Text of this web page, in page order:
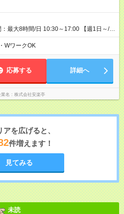
最大8時間/日 10:30～17:00 【週1日～/1
ュラー勤務ももちろん大歓迎！ 「子ど
」 「ランチタイムだけ」 など、家庭の予
WワークOK
応募する 詳細へ
名 株式会社安楽亭
アを広げると、
件増えます！
見てみる
未読